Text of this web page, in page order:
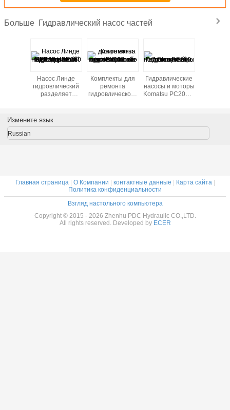
Больше Гидравлический насос частей
Насос Линде
гидровлический
разделяет
HPR90 HPR75
HPR105 HPR160
Комплекты для
ремонта
гидровлического
гидровлические
Гидравлические
насосы и моторы
Komatsu PC200-7
Измените язык
Russian
Главная страница| О Компании контактные данные Карта сайта|
Политика конфиденциальности
Взгляд настольного компьютера
Copyright © 2015 - 2026 Zhenhu PDC Hydraulic CO.,LTD.
All rights reserved. Developed by ECER